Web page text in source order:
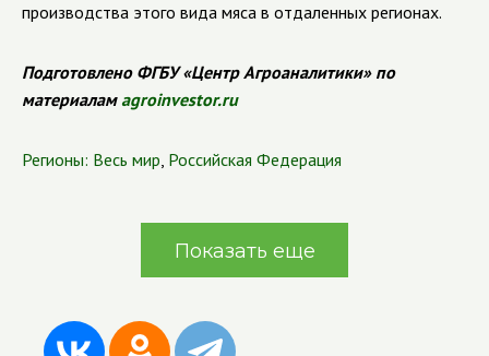
производства этого вида мяса в отдаленных регионах.
Подготовлено ФГБУ «Центр Агроаналитики» по
материаламagroinvestor.ru
Регионы: Весь мир, Российская Федерация
Показать еще